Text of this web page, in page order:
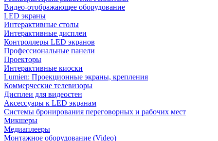
Видео-отображающее оборудование
LED экраны
Интерактивные столы
Интерактивные дисплеи
Контроллеры LED экранов
Профессиональные панели
Проекторы
Интерактивные киоски
Lumien: Проекционные экраны, крепления
Коммерческие телевизоры
Дисплеи для видеостен
Аксессуары к LED экранам
Системы бронирования переговорных и рабочих мест
Микшеры
Медиаплееры
Монтажное оборудование (Video)